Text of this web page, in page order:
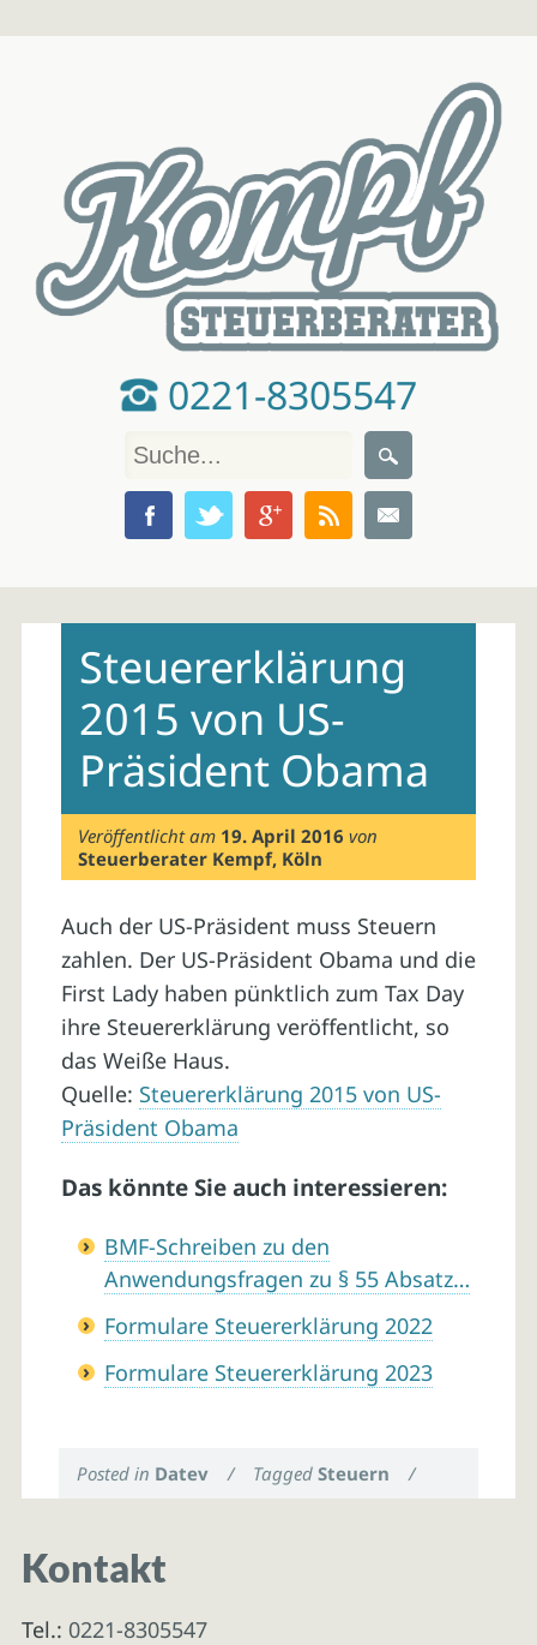
0221-8305547
contentSteuererklärung
2015 von US-
Präsident Obama
Veröffentlicht am 19. April 2016 von
Steuerberater Kempf, Köln
Auch der US-Präsident muss Steuern
zahlen. Der US-Präsident Obama und die
First Lady haben pünktlich zum Tax Day
ihre Steuererklärung veröffentlicht, so
das Weiße Haus.
Quelle: Steuererklärung 2015 von US-
Präsident Obama
Das könnte Sie auch interessieren:
BMF-Schreiben zu den
Anwendungsfragen zu § 55 Absatz…
Formulare Steuererklärung 2022
Formulare Steuererklärung 2023
Posted in Datev / TaggedSteuern /
Kontakt
Tel.: 0221-8305547